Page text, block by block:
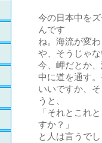
今の日本中を
んです
ね。海流が変
や、そうじゃ
今、岬だとか
中に道を通す
いいですか、
うと、
「それとこれ
すか？」
と人は言うで